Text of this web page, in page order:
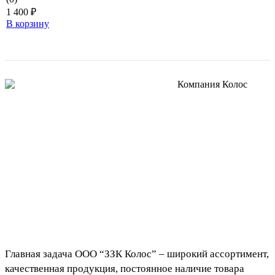
1 400 ₽
В корзину
Главная задача ООО “ЗЗК Колос” – широкий ассортимент,
качественная продукция, постоянное наличие товара